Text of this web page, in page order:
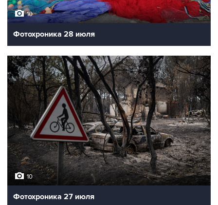
10
Фотохроника 28 июля
10
Фотохроника 27 июля